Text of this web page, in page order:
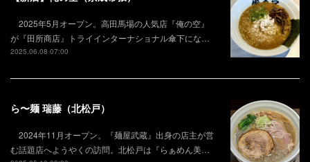
2025年5月オープン。高田馬場の人気店『俺の空』
が『田所商店』トライインターナショナル傘下にな…
2025.06.08 07:00
ら〜麺 瑞藤（北松戸）
2024年11月オープン。『麺屋武蔵』出身の店主が営
む話題店へようやくの訪問。北松戸は『らぁめん美…